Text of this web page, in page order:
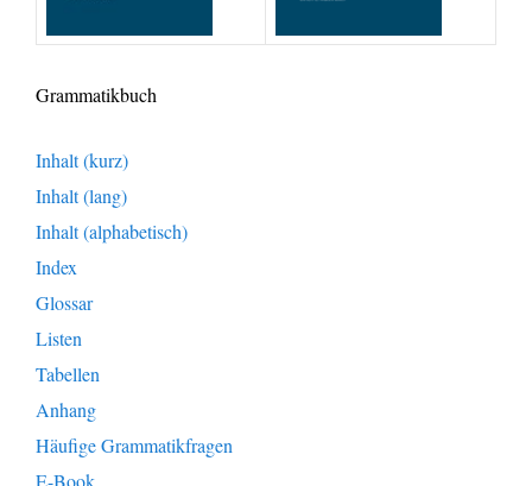
Grammatikbuch
Inhalt (kurz)
Inhalt (lang)
Inhalt (alphabetisch)
Index
Glossar
Listen
Tabellen
Anhang
Häufige Grammatikfragen
E-Book